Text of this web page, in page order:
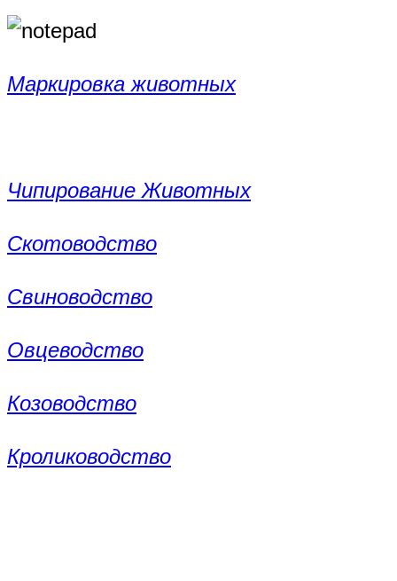
Маркировка животных
Чипирование Животных
Скотоводство
Свиноводство
Овцеводство
Козоводство
Кролиководство